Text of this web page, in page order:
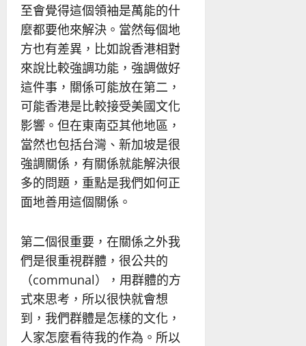
至會覺得這個領袖是萬能的什
麼都要他來解決。當然每個地
方也有差異，比如說香港相對
來說比較強調功能，強調做好
這件事，關係可能放在第二，
可能香港是比較接受美國文化
影響。但在東南亞其他地區，
當然也包括台灣、新加坡是很
強調關係，有關係就能解決很
多的問題，重點是我們如何正
面地善用這個關係。
第二個很重要，在關係之外我
們是很重視群體，很公共的
（communal），用群體的方
式來思考，所以很快就會想
到，我們群體是怎樣的文化，
人家怎麼看待我的作為。所以